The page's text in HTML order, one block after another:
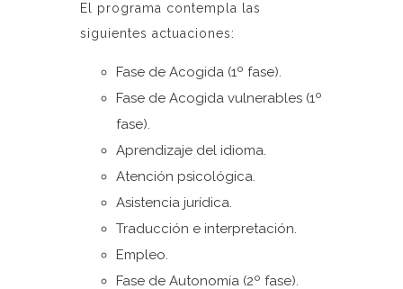
El programa contempla las
siguientes actuaciones:
Fase de Acogida (1º fase).
Fase de Acogida vulnerables (1º
fase).
Aprendizaje del idioma.
Atención psicológica.
Asistencia jurídica.
Traducción e interpretación.
Empleo.
Fase de Autonomía (2º fase).